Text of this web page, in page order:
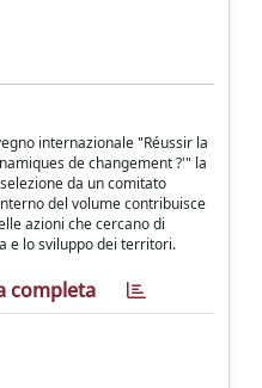
internazionale "Réussir la
de changement ?'" la
da un comitato
del volume contribuisce
azioni che cercano di
e lo sviluppo dei territori.
completa